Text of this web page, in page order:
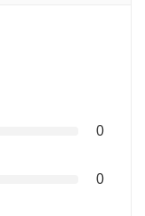
0
0